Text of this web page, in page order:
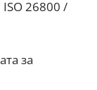
ISO 26800 /
за